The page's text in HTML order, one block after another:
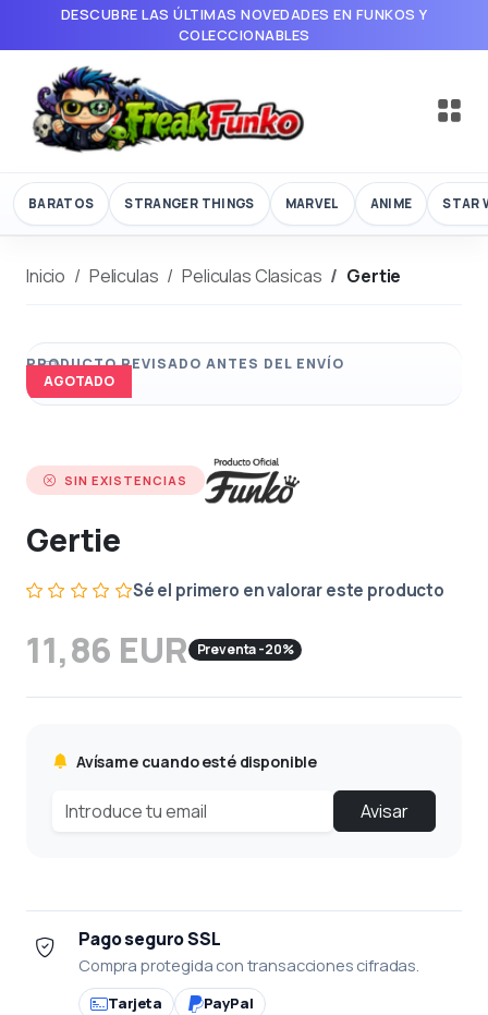
DESCUBRE LAS ÚLTIMAS NOVEDADES EN FUNKOS Y
COLECCIONABLES
BARATOS STRANGER THINGS MARVEL ANIME STAR
Inicio Peliculas Peliculas Clasicas Gertie
AGOTADO
SIN EXISTENCIAS
Gertie
Sé el primero en valorar este producto
11,86 EUR Preventa -20%
Avísame cuando esté disponible
Avisar
Pago seguro SSL
Compra protegida con transacciones cifradas.
Tarjeta PayPal